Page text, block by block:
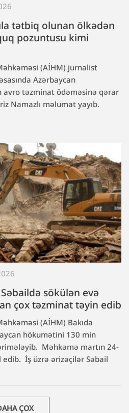
tətbiq olunan ölkədən
pozuntusu kimi
(AİHM) jurnalist
Azərbaycan
avro təzminat ödəməsinə qərar
Namazlı məlumat yayıb.
sökülən evə
çox təzminat təyin edib
(AİHM) Bakıda
hökumətini 130 min
Məhkəmə martın 24-
İş üzrə ərizəçilər Səbail
ÇOX